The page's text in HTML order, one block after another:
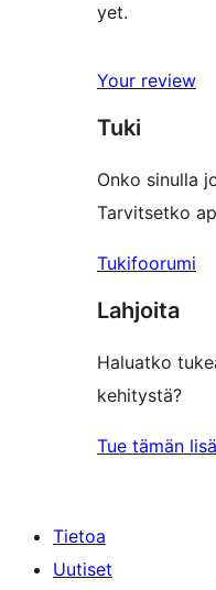
yet.
Your review
Tuki
Onko sinulla
Tarvitsetko
Tukifoorumi
Lahjoita
Haluatko
kehitystä?
Tue tämän
Tietoa
Uutiset